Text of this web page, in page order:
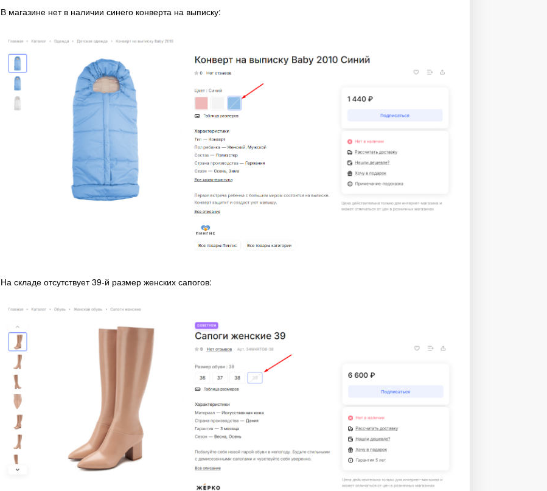
В магазине нет в наличии синего конверта на выписку:
На складе отсутствует 39-й размер женских сапогов: